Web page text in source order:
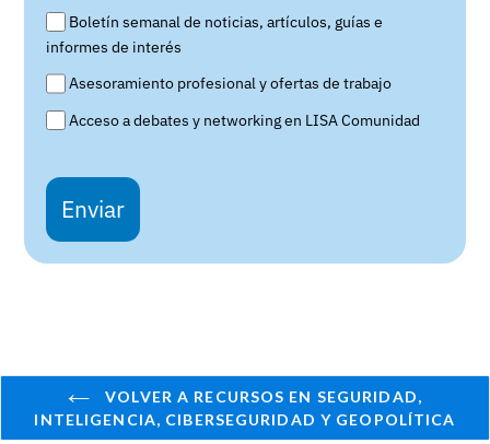
Boletín semanal de noticias, artículos, guías e
informes de interés
Asesoramiento profesional y ofertas de trabajo
Acceso a debates y networking en LISA Comunidad
Enviar
VOLVER A RECURSOS EN SEGURIDAD,
INTELIGENCIA, CIBERSEGURIDAD Y GEOPOLÍTICA